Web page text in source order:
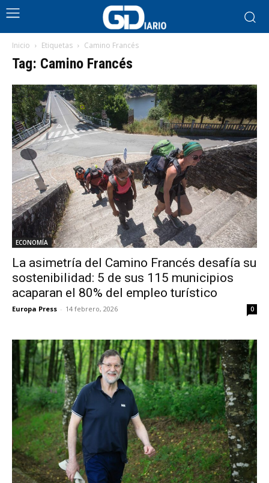
Inicio Etiquetas Camino Francés
Tag: Camino Francés
ECONOMÍA
La asimetría del Camino Francés desafía su
sostenibilidad: 5 de sus 115 municipios
acaparan el 80% del empleo turístico
Europa Press - 14 febrero, 2026 0